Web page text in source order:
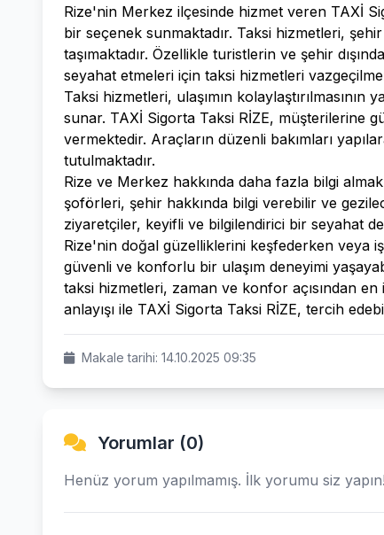
Rize'nin Merkez ilçesinde hizmet veren TAXİ
bir seçenek sunmaktadır. Taksi hizmetleri,
taşımaktadır. Özellikle turistlerin ve şehir
seyahat etmeleri için taksi hizmetleri
Taksi hizmetleri, ulaşımın
sunar. TAXİ Sigorta Taksi RİZE, müşterilerine
vermektedir. Araçların düzenli bakımları
tutulmaktadır.
Rize ve Merkez hakkında daha fazla bilgi
şoförleri, şehir hakkında bilgi verebilir ve
ziyaretçiler, keyifli ve bilgilendirici bir seyahat
Rize'nin doğal güzelliklerini keşfederken veya
güvenli ve konforlu bir ulaşım deneyimi
taksi hizmetleri, zaman ve konfor açısından
anlayışı ile TAXİ Sigorta Taksi RİZE, tercih
Makale tarihi: 14.10.2025 09:35
Yorumlar (0)
Henüz yorum yapılmamış. İlk yorumu siz yapın!